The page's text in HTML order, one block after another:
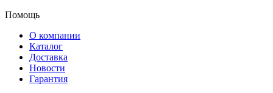
Помощь
О компании
Каталог
Доставка
Новости
Гарантия